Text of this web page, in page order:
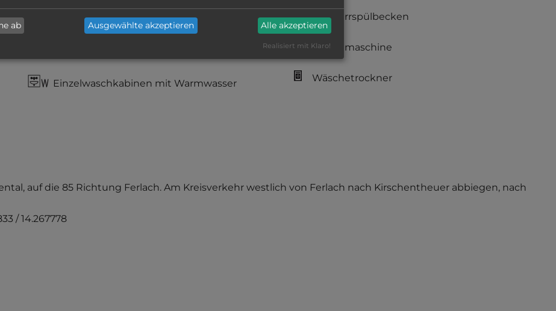
Stromanschluss
Einzelwaschkabinen mit Warmwasser
Geschirrspülbecken
Waschmaschine
Wäschetrockner
auf die 85 Richtung Ferlach. Am Kreisverkehr westlich von Ferlach nach Kirschentheuer abbiegen, nach
/ 14.267778
ab Ausgewählte akzeptieren Alle akzeptieren
Realisiert mit Klaro!